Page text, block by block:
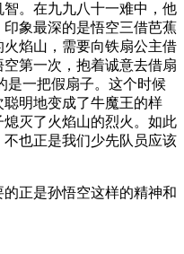
。在九九八十一难中，他
象最深的是悟空三借芭蕉
焰山，需要向铁扇公主借
第一次，抱着诚意去借扇
是一把假扇子。这个时候
明地变成了牛魔王的样
灭了火焰山的烈火。如此
也正是我们少先队员应该
正是孙悟空这样的精神和